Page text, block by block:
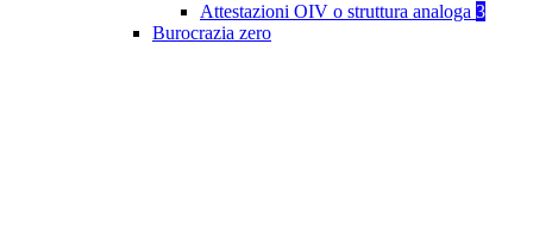
Attestazioni OIV o struttura analoga 3
Burocrazia zero